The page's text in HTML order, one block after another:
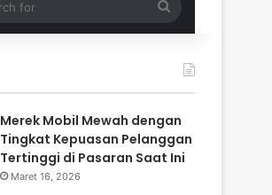
for
Merek Mobil Mewah dengan
Tingkat Kepuasan Pelanggan
Tertinggi di Pasaran Saat Ini
Maret 16, 2026